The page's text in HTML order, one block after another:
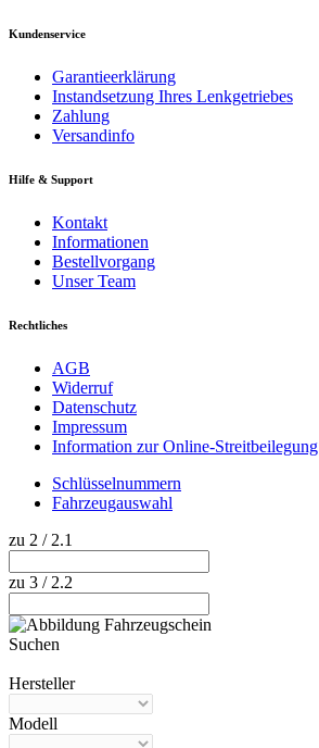
Kundenservice
Garantieerklärung
Instandsetzung Ihres Lenkgetriebes
Zahlung
Versandinfo
Hilfe & Support
Kontakt
Informationen
Bestellvorgang
Unser Team
Rechtliches
AGB
Widerruf
Datenschutz
Impressum
Information zur Online-Streitbeilegung
Schlüsselnummern
Fahrzeugauswahl
zu 2 / 2.1
zu 3 / 2.2
Suchen
Hersteller
Modell